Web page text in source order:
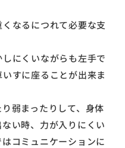
なるにつれて必要な支
にくいながらも左手で
すに座ることが出来ま
弱まったりして、身体
い時、力が入りにくい
コミュニケーションに